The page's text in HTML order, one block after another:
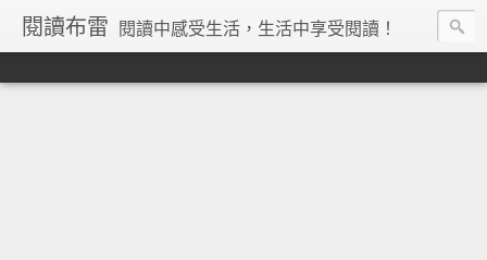
閱讀布雷 閱讀中感受生活，生活中享受閱讀！